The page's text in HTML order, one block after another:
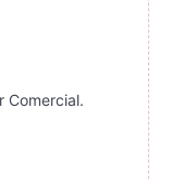
Comercial.